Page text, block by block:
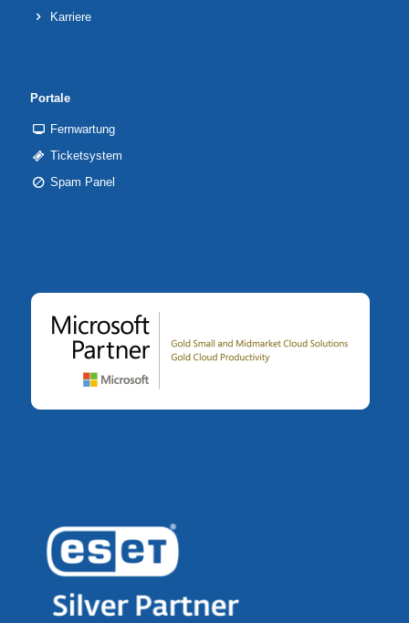
Karriere
Portale
Fernwartung
Ticketsystem
Spam Panel